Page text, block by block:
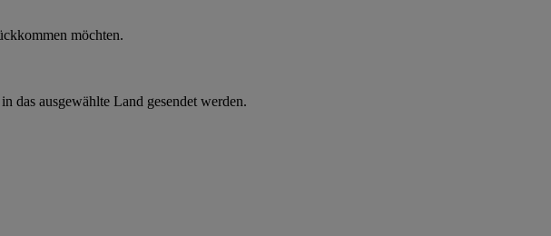
möchten.
das ausgewählte Land gesendet werden.